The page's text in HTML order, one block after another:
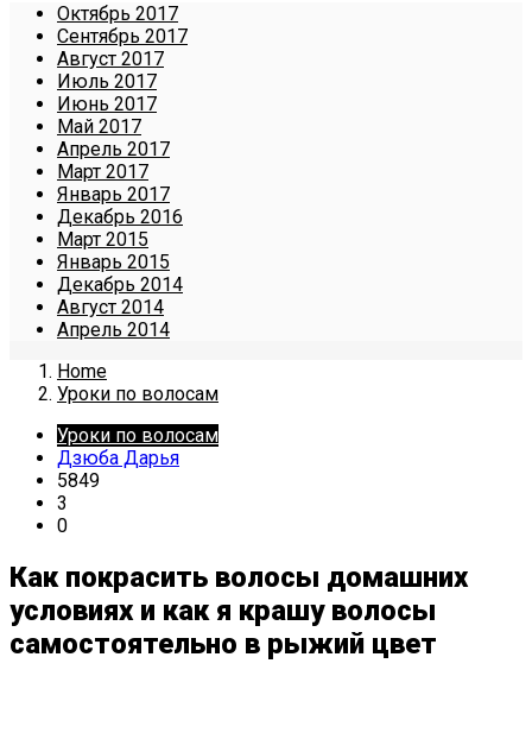
Октябрь 2017
Сентябрь 2017
Август 2017
Июль 2017
Июнь 2017
Май 2017
Апрель 2017
Март 2017
Январь 2017
Декабрь 2016
Март 2015
Январь 2015
Декабрь 2014
Август 2014
Апрель 2014
Home
Уроки по волосам
Уроки по волосам
Дзюба Дарья
5849
3
0
Как покрасить волосы домашних
условиях и как я крашу волосы
самостоятельно в рыжий цвет